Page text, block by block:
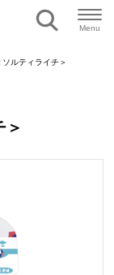
Menu
ルティライチ＞
＞